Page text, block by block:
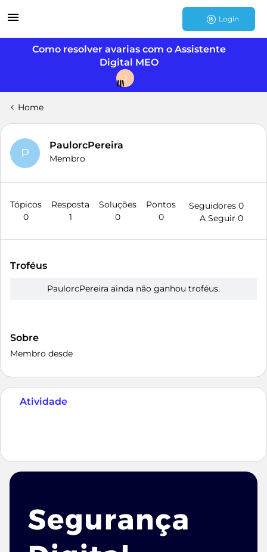
Login
Como resolver avarias com o Assistente
Digital MEO
J
Home
P
PaulorcPereira
Membro
Tópicos
0
Resposta
1
Soluções
0
Pontos
0
Seguidores 0
A Seguir 0
Troféus
PaulorcPereira ainda não ganhou troféus.
Sobre
Membro desde
Atividade